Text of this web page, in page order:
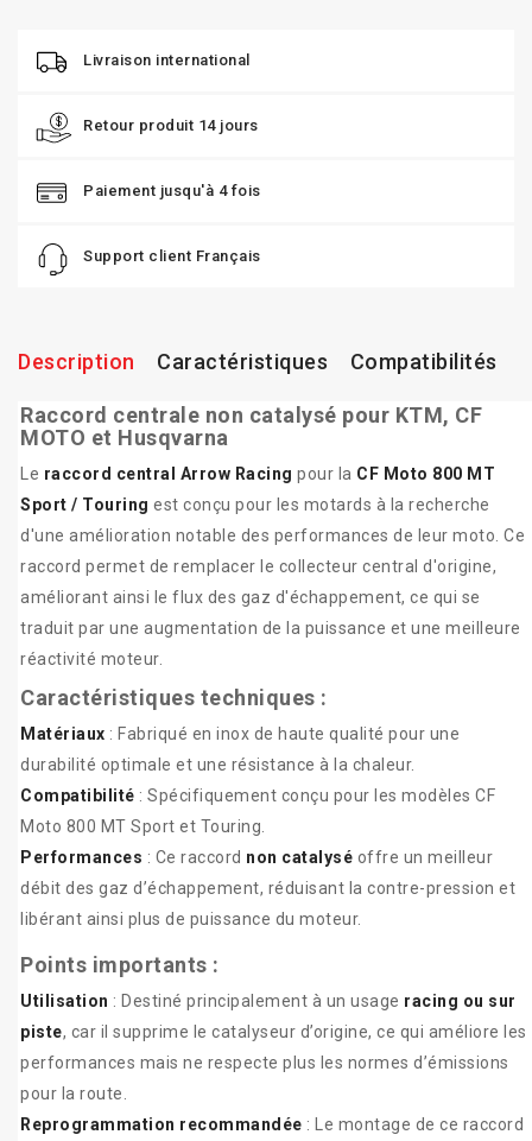
Livraison international
Retour produit 14 jours
Paiement jusqu'à 4 fois
Support client Français
Description Caractéristiques Compatibilités
Raccord centrale non catalysé pour KTM, CF
MOTO et Husqvarna
Le raccord central Arrow Racing pour la CF Moto 800 MT
Sport / Touring est conçu pour les motards à la recherche
d'une amélioration notable des performances de leur moto. Ce
raccord permet de remplacer le collecteur central d'origine,
améliorant ainsi le flux des gaz d'échappement, ce qui se
traduit par une augmentation de la puissance et une meilleure
réactivité moteur.
Caractéristiques techniques :
Matériaux : Fabriqué en inox de haute qualité pour une
durabilité optimale et une résistance à la chaleur.
Compatibilité : Spécifiquement conçu pour les modèles CF
Moto 800 MT Sport et Touring.
Performances : Ce raccord non catalysé offre un meilleur
débit des gaz d’échappement, réduisant la contre-pression et
libérant ainsi plus de puissance du moteur.
Points importants :
Utilisation : Destiné principalement à un usage racing ou sur
piste, car il supprime le catalyseur d’origine, ce qui améliore les
performances mais ne respecte plus les normes d’émissions
pour la route.
Reprogrammation recommandée : Le montage de ce raccord